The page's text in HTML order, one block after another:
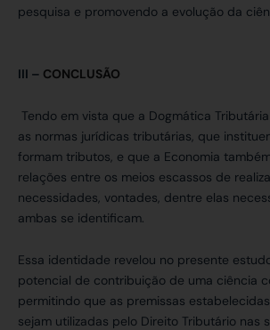
pesquisa e promovendo a evolução da
III – CONCLUSÃO
Tendo em vista que a Dogmática
as normas jurídicas tributárias, que
formam tributos, e que a Economia
relações entre os meios escassos de
necessidades, vontades, dentre elas
ambas se identificam.
Essa identidade revelou no presente
potencial de contribuição de uma ciência
permitindo que as premissas
sejam utilizadas pelo Direito Tributário nas